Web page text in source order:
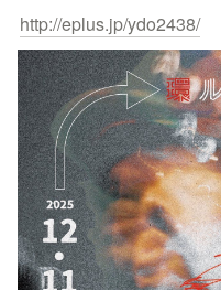
http://eplus.jp/ydo2438/